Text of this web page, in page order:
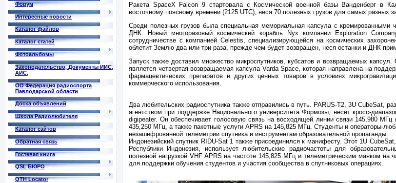
Форум
Интересные новости
Каталог файлов
Каталог статей
Фотоальбомы
Законодательство, Документы ИИС,
АИС,
ОО Федерация радиоспорта
Павлодарской области
Доска объявлений
Школа Радиолюбителя
Каталог сайтов
Обратная связь
Гостевая книга
QSL БЮРО
QTH Locator
Ракета SpaceX Falcon 9 стартовала с Космической военной базы Ванденберг в
восточному поясному времени (2125 UTC), неся 70 полезных грузов для самых разных
Среди полезных грузов была специальная мемориальная капсула с кремированными
ДНК. Новый многоразовый космический корабль Nyx компании Exploration
сотрудничестве с компанией Celestis, специализирующейся на космических
облетит Землю два или три раза, прежде чем будет возвращен, неся останки и ДНК
Запуск также доставил множество микроспутников, кубсатов и возвращаемых
является четвертая возвращаемая капсула Varda Space, которая направлена ​​на
фармацевтических препаратов и других ценных товаров в условиях
коммерческого использования.
Два любительских радиоспутника также отправились в путь. PARUS-T2, 3U CubeSat,
агентством при поддержке Национального университета Формозы, несет кросс-
digipeater. Он обеспечивает голосовую связь на восходящей линии связи 145,980
435,250 МГц, а также пакетные услуги APRS на 145,825 МГц. Студенты и операторы-
незашифрованной телеметрии спутника и инструментам образовательной пропаганды.
Индонезийский спутник RIDU-Sat 1 также присоединился к манифесту. Этот 1U
Республики Индонезия, использует любительские радиочастоты для
полезной нагрузкой VHF APRS на частоте 145,825 МГц и телеметрическим маяком на
для поддержки обучения студентов и участия сообщества в спутниковых операциях.